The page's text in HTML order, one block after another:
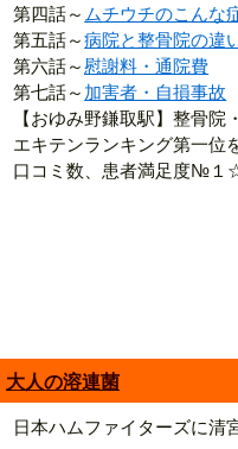
第四話～ ムチウチのこんな
第五話～病院と整骨院の違
第六話～慰謝料・通院費
第七話～ 加害者・自損事故
【おゆみ野鎌取駅】整骨
エキテンランキング第一位
口コミ数、患者満足度№１
大人の溶連菌
日本ハムファイターズに清